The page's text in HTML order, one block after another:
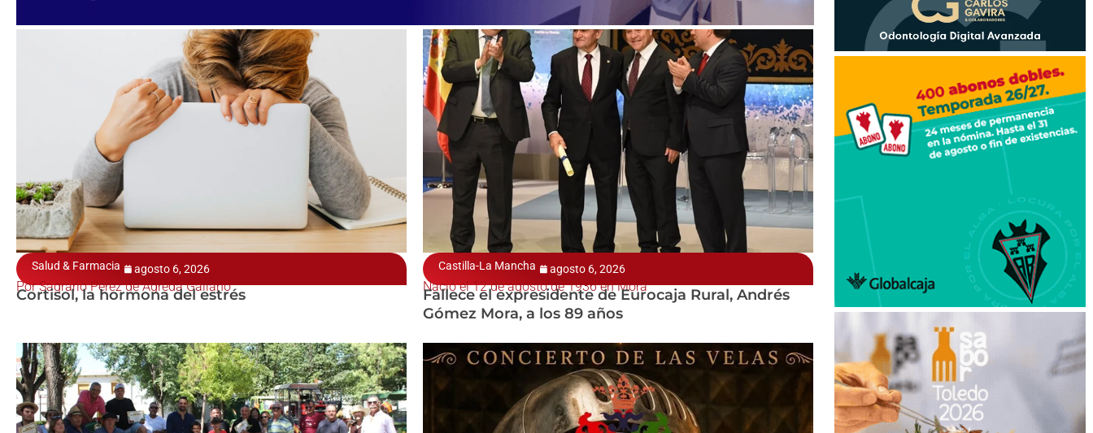
Salud & Farmacia agosto 6, 2026
Por Sagrario Pérez de Agreda Galiano
Cortisol, la hormona del estrés
Castilla-La Mancha agosto 6, 2026
Nació el 12 de agosto de 1936 en Mora
Fallece el expresidente de Eurocaja Rural, Andrés
Gómez Mora, a los 89 años